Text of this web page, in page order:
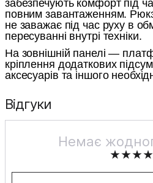
забезпечують комфорт під
повним завантаженням.
не заважає під час руху в
пересуванні внутрі техніки.
На зовнішній панелі —
кріплення додаткових
аксесуарів та іншого
Відгуки
Немає